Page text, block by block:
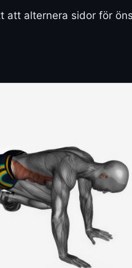
att alternera sidor för